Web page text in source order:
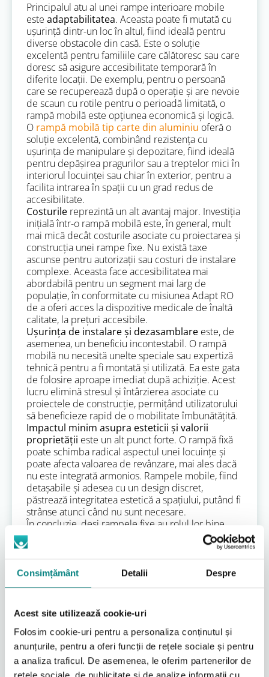
Consimțământ Detalii Despre
Acest site utilizează cookie-uri
Folosim cookie-uri pentru a personaliza conținutul și
anunțurile, pentru a oferi funcții de rețele sociale și pentru
a analiza traficul. De asemenea, le oferim partenerilor de
Principalul atu al unei rampe interioare mobile
este adaptabilitatea. Aceasta poate fi mutată cu
ușurință dintr-un loc în altul, fiind ideală pentru
diverse obstacole din casă. Este o soluție
excelentă pentru familiile care călătoresc sau care
doresc să asigure accesibilitate temporară în
diferite locații. De exemplu, pentru o persoană
care se recuperează după o operație și are nevoie
de scaun cu rotile pentru o perioadă limitată, o
rampă mobilă este opțiunea economică și logică.
O rampă mobilă tip carte din aluminiu oferă o
soluție excelentă, combinând rezistența cu
ușurința de manipulare și depozitare, fiind ideală
pentru depășirea pragurilor sau a treptelor mici în
interiorul locuinței sau chiar în exterior, pentru a
facilita intrarea în spații cu un grad redus de
accesibilitate.
Costurile reprezintă un alt avantaj major. Investiția
inițială într-o rampă mobilă este, în general, mult
mai mică decât costurile asociate cu proiectarea și
construcția unei rampe fixe. Nu există taxe
ascunse pentru autorizații sau costuri de instalare
complexe. Aceasta face accesibilitatea mai
abordabilă pentru un segment mai larg de
populație, în conformitate cu misiunea Adapt RO
de a oferi acces la dispozitive medicale de înaltă
calitate, la prețuri accesibile.
Ușurința de instalare și dezasamblare este, de
asemenea, un beneficiu incontestabil. O rampă
mobilă nu necesită unelte speciale sau expertiză
tehnică pentru a fi montată și utilizată. Ea este gata
de folosire aproape imediat după achiziție. Acest
lucru elimină stresul și întârzierea asociate cu
proiectele de construcție, permițând utilizatorului
să beneficieze rapid de o mobilitate îmbunătățită.
Impactul minim asupra esteticii și valorii
proprietății este un alt punct forte. O rampă fixă
poate schimba radical aspectul unei locuințe și
poate afecta valoarea de revânzare, mai ales dacă
nu este integrată armonios. Rampele mobile, fiind
detașabile și adesea cu un design discret,
păstrează integritatea estetică a spațiului, putând fi
strânse atunci când nu sunt necesare.
În concluzie, deși rampele fixe au rolul lor bine
definit, pentru nevoile specifice ale unei locuințe și
ale persoanelor cu mobilitate redusă, o rampa
interioara mobila se dovedește a fi o soluție
superioară prin flexibilitate, costuri reduse,
ușurință în utilizare și impact minim asupra
concentrăm pe a oferi aceste soluții inteligente,
care pun accent pe nevoile reale ale oamenilor,
ajutând la crearea unuimediu de accesibilitate
adaptat fiecărei situații.
Criterii esențiale pentru